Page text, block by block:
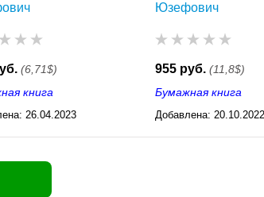
(6,71$)
книга
26.04.2023
Юзефович
955 руб. (11,8$)
Бумажная книга
Добавлена: 20.10.2022
03:29